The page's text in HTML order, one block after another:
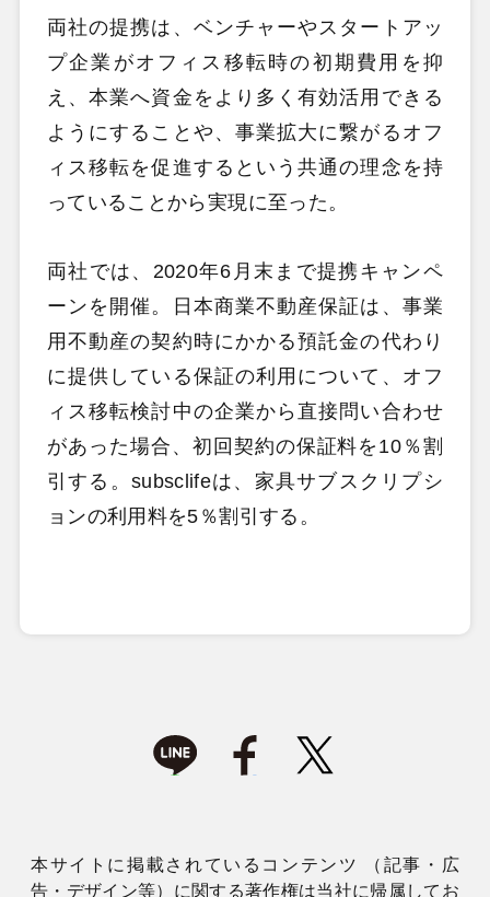
両社の提携は、ベンチャーやスタートアッ
プ企業がオフィス移転時の初期費用を抑
え、本業へ資金をより多く有効活用できる
ようにすることや、事業拡大に繋がるオフ
ィス移転を促進するという共通の理念を持
っていることから実現に至った。
両社では、2020年6月末まで提携キャンペ
ーンを開催。日本商業不動産保証は、事業
用不動産の契約時にかかる預託金の代わり
に提供している保証の利用について、オフ
ィス移転検討中の企業から直接問い合わせ
があった場合、初回契約の保証料を10％割
引する。subsclifeは、家具サブスクリプシ
ョンの利用料を5％割引する。
本サイトに掲載されているコンテンツ （記事・広
告・デザイン等）に関する著作権は当社に帰属してお